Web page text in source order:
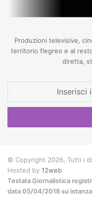
Produzioni televisive,
territorio flegreo e al
diretta,
tuo
email
© Copyright 2026, Tutti i
Hosted by 12web
Testata Giornalistica
data 05/04/2018 su